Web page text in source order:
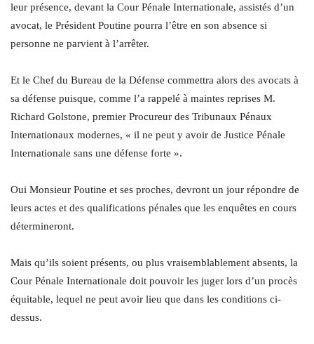
leur présence, devant la Cour Pénale Internationale, assistés d’un
avocat, le Président Poutine pourra l’être en son absence si
personne ne parvient à l’arrêter.
Et le Chef du Bureau de la Défense commettra alors des avocats à
sa défense puisque, comme l’a rappelé à maintes reprises M.
Richard Golstone, premier Procureur des Tribunaux Pénaux
Internationaux modernes, « il ne peut y avoir de Justice Pénale
Internationale sans une défense forte ».
Oui Monsieur Poutine et ses proches, devront un jour répondre de
leurs actes et des qualifications pénales que les enquêtes en cours
détermineront.
Mais qu’ils soient présents, ou plus vraisemblablement absents, la
Cour Pénale Internationale doit pouvoir les juger lors d’un procès
équitable, lequel ne peut avoir lieu que dans les conditions ci-
dessus.